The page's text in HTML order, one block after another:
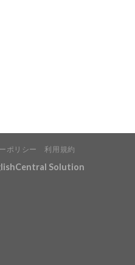
ポリシー 利用規約
Solution